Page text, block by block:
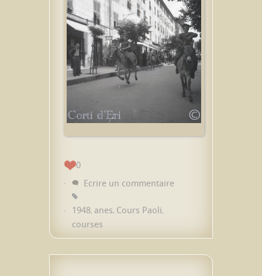
0
Ecrire un commentaire
1948, anes, Cours Paoli,
courses